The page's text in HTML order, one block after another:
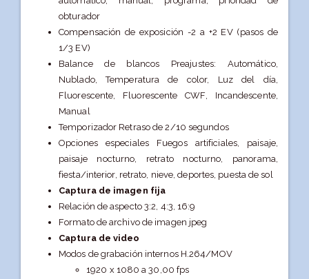
obturador
Compensación de exposición -2 a +2 EV (pasos de
1/3 EV)
Balance de blancos Preajustes: Automático,
Nublado, Temperatura de color, Luz del día,
Fluorescente, Fluorescente CWF, Incandescente,
Manual
Temporizador Retraso de 2/10 segundos
Opciones especiales Fuegos artificiales, paisaje,
paisaje nocturno, retrato nocturno, panorama,
fiesta/interior, retrato, nieve, deportes, puesta de sol
Captura de imagen fija
Relación de aspecto 3:2, 4:3, 16:9
Formato de archivo de imagen jpeg
Captura de video
Modos de grabación internos H.264/MOV
1920 x 1080 a 30,00 fps